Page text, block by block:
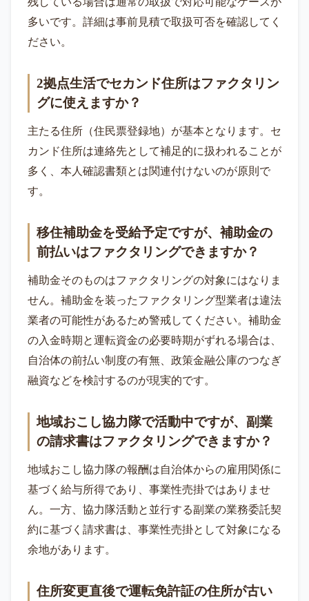
多いです。詳細は事前見積で取扱可否を確認してく
ださい。
2拠点生活でセカンド住所はファクタリン
グに使えますか？
主たる住所（住民票登録地）が基本となります。セ
カンド住所は連絡先として補足的に扱われることが
多く、本人確認書類とは関連付けないのが原則で
す。
移住補助金を受給予定ですが、補助金の
前払いはファクタリングできますか？
補助金そのものはファクタリングの対象にはなりま
せん。補助金を装ったファクタリング型業者は違法
業者の可能性があるため警戒してください。補助金
の入金時期と運転資金の必要時期がずれる場合は、
自治体の前払い制度の有無、政策金融公庫のつなぎ
融資などを検討するのが現実的です。
地域おこし協力隊で活動中ですが、副業
の請求書はファクタリングできますか？
地域おこし協力隊の報酬は自治体からの雇用関係に
基づく給与所得であり、事業性売掛ではありませ
ん。一方、協力隊活動と並行する副業の業務委託契
約に基づく請求書は、事業性売掛として対象になる
余地があります。
住所変更直後で運転免許証の住所が古い